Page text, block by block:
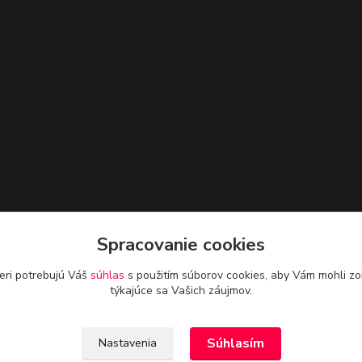
Spracovanie cookies
potrebujú Váš súhlas s použitím súborov cookies, aby Vám mohli
týkajúce sa Vašich záujmov.
Nastavenia Súhlasím